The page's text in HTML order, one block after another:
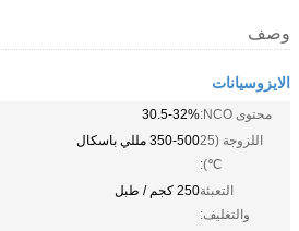
وصف
الايزوسيانات
محتوى NCO:
30.5-32%
اللزوجة (25
℃):
350-500 مللي باسكال
التعبئة
والتغليف:
250 كجم / طبل